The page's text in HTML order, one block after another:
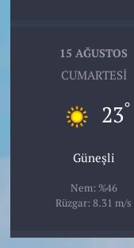
15 AĞUSTOS
CUMARTESI
23°
Güneşli
Nem: %46
Rüzgar: 8.31 m/s